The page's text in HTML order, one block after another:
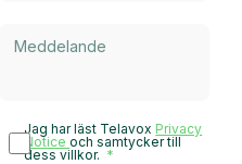
Jag har läst Telavox Privacy
Noticeoch samtycker till
dess villkor.